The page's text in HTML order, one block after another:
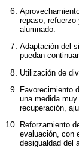
repaso,
alumnado.
Adaptación del
puedan
Utilización de
Favorecimiento
una medida
recuperación,
Reforzamiento
evaluación, con
desigualdad del